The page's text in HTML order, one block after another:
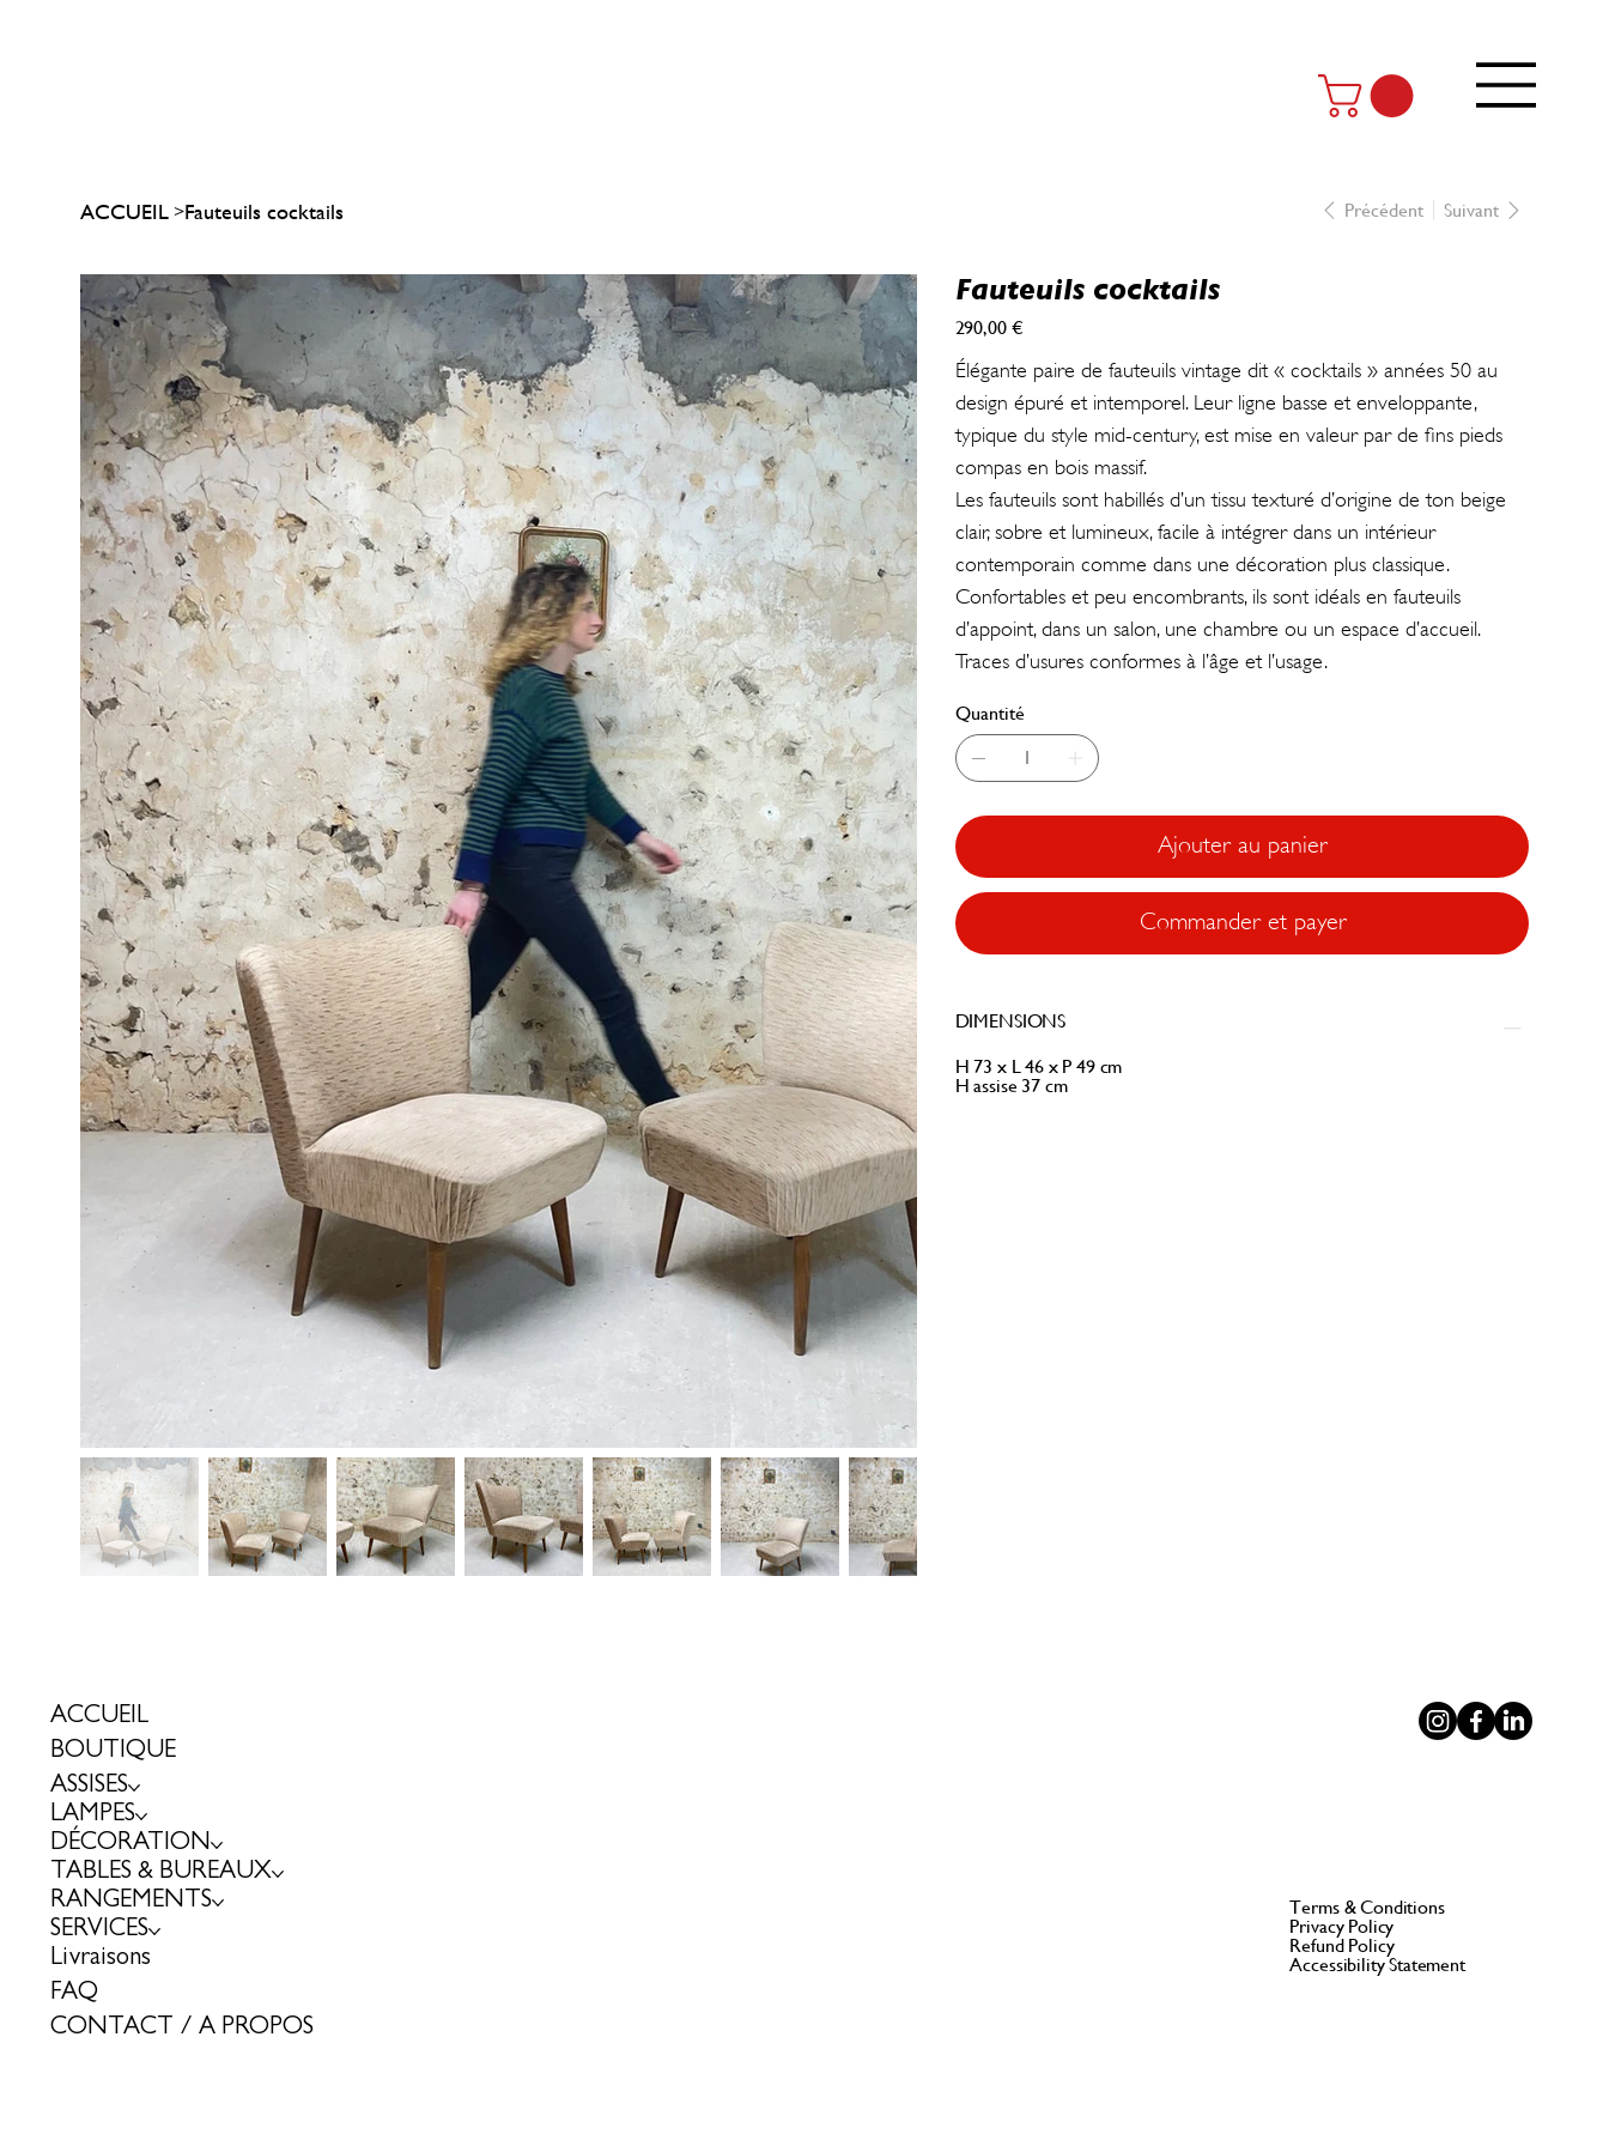
ACCUEIL >Fauteuils cocktails Précédent Suivant
Fauteuils cocktails
Prix
290,00 €
Élégante paire de fauteuils vintage dit « cocktails » années 50 au
design épuré et intemporel. Leur ligne basse et enveloppante,
typique du style mid-century, est mise en valeur par de fins pieds
compas en bois massif.
Les fauteuils sont habillés d’un tissu texturé d’origine de ton beige
clair, sobre et lumineux, facile à intégrer dans un intérieur
contemporain comme dans une décoration plus classique.
Confortables et peu encombrants, ils sont idéals en fauteuils
d’appoint, dans un salon, une chambre ou un espace d’accueil.
Traces d’usures conformes à l’âge et l’usage.
Quantité
Ajouter au panier
Commander et payer
DIMENSIONS
H 73 x L 46 x P 49 cm
H assise 37 cm
ACCUEIL
BOUTIQUE
ASSISES
LAMPES
DÉCORATION
TABLES & BUREAUX
RANGEMENTS
SERVICES
Livraisons
FAQ
CONTACT / A PROPOS
Terms & Conditions
Privacy Policy
Refund Policy
Accessibility Statement